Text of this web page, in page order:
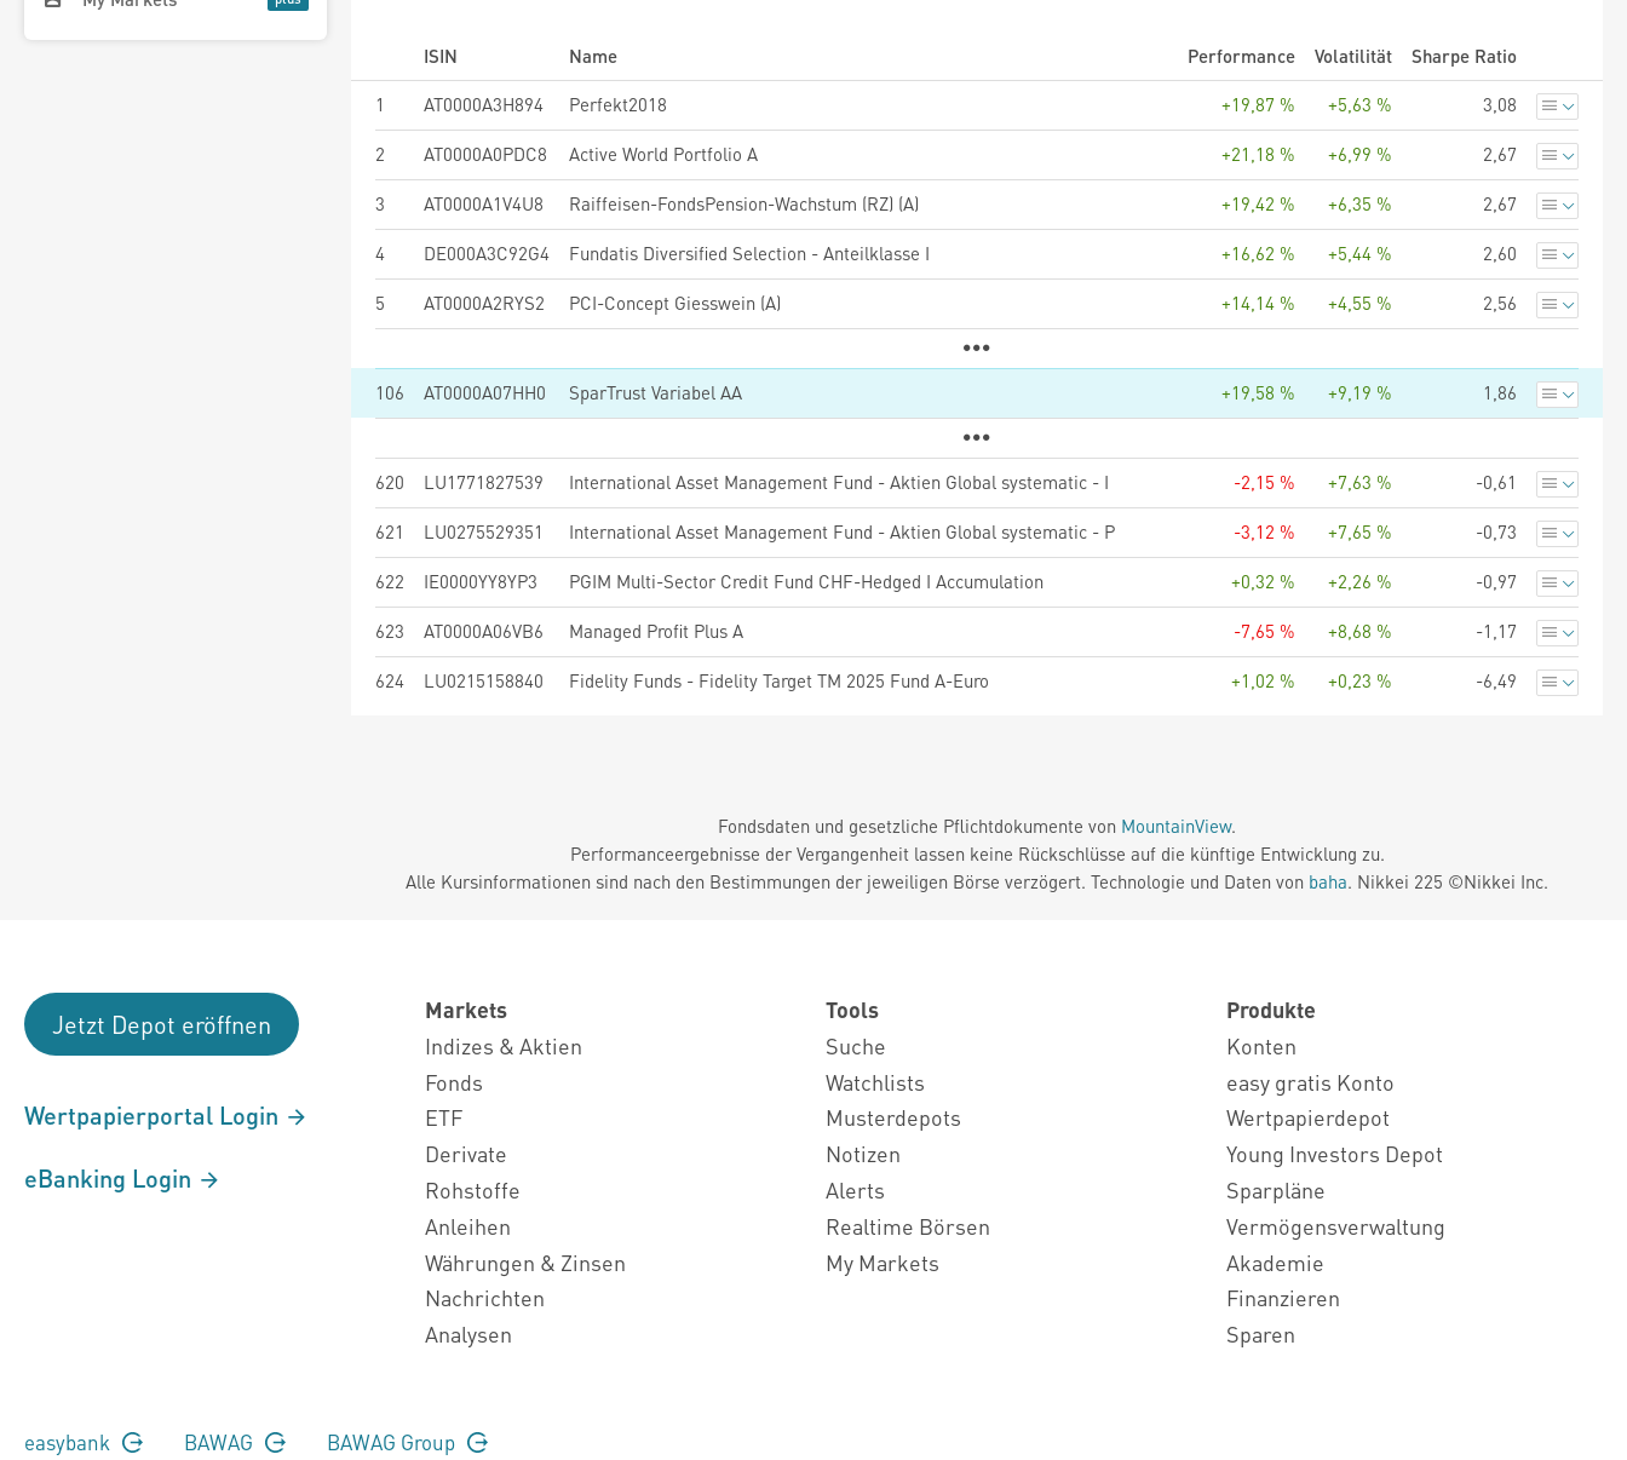
ISIN Name Performance Volatilität
Sharpe Ratio
1
AT0000A3H894 Perfekt2018 +19,87 % +5,63 % 3,08
2 AT0000A0PDC8 Active World Portfolio A +21,18 % +6,99 % 2,67
3 AT0000A1V4U8 Raiffeisen-FondsPension-Wachstum (RZ) (A) +19,42 % +6,35 % 2,67
4 DE000A3C92G4 Fundatis Diversified Selection - Anteilklasse I +16,62 % +5,44 % 2,60
5 AT0000A2RYS2 PCI-Concept Giesswein (A) +14,14 % +4,55 % 2,56
106 AT0000A07HH0 SparTrust Variabel AA +19,58 % +9,19 % 1,86
620 LU1771827539 International Asset Management Fund - Aktien Global systematic - I -2,15 % +7,63 % -0,61
621 LU0275529351 International Asset Management Fund - Aktien Global systematic - P -3,12 % +7,65 % -0,73
622 IE0000YY8YP3 PGIM Multi-Sector Credit Fund CHF-Hedged I Accumulation +0,32 % +2,26 % -0,97
623 AT0000A06VB6 Managed Profit Plus A -7,65 % +8,68 % -1,17
624 LU0215158840 Fidelity Funds - Fidelity Target TM 2025 Fund A-Euro +1,02 % +0,23 % -6,49
Fondsdaten und gesetzliche Pflichtdokumente von MountainView.
Performanceergebnisse der Vergangenheit lassen keine Rückschlüsse auf die künftige Entwicklung zu.
Alle Kursinformationen sind nach den Bestimmungen der jeweiligen Börse verzögert. Technologie und Daten von baha. Nikkei 225 ©Nikkei Inc.
Jetzt Depot eröffnen
Wertpapierportal Login
eBanking Login
Markets
Indizes & Aktien
Fonds
ETF
Derivate
Rohstoffe
Anleihen
Währungen & Zinsen
Nachrichten
Analysen
Tools
Suche
Watchlists
Musterdepots
Notizen
Alerts
Realtime Börsen
My Markets
Produkte
Konten
easy gratis Konto
Wertpapierdepot
Young Investors Depot
Sparpläne
Vermögensverwaltung
Akademie
Finanzieren
Sparen
easybank BAWAG BAWAG Group